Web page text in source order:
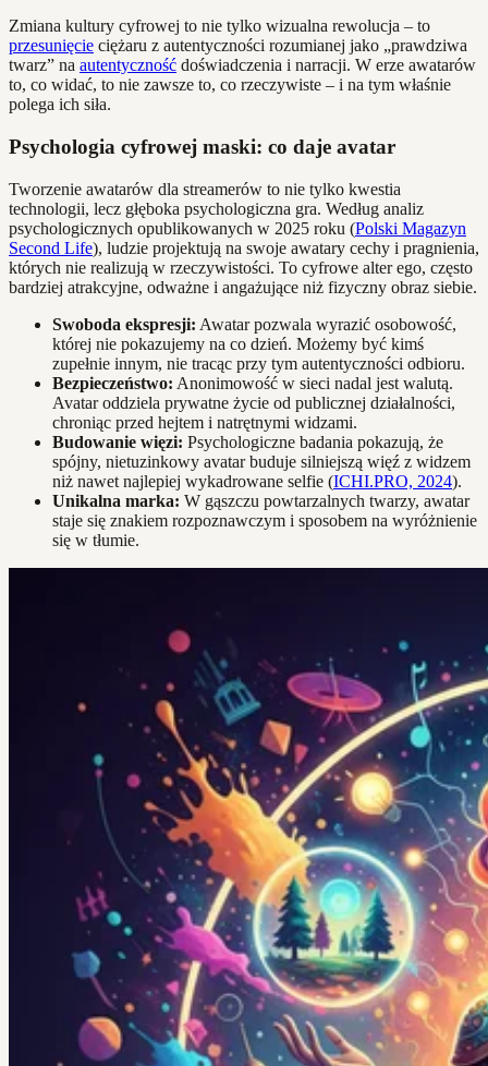
Zmiana kultury cyfrowej to nie tylko wizualna rewolucja – to
przesunięcie ciężaru z autentyczności rozumianej jako „prawdziwa
twarz” na autentyczność doświadczenia i narracji. W erze awatarów
to, co widać, to nie zawsze to, co rzeczywiste – i na tym właśnie
polega ich siła.
Psychologia cyfrowej maski: co daje avatar
Tworzenie awatarów dla streamerów to nie tylko kwestia
technologii, lecz głęboka psychologiczna gra. Według analiz
psychologicznych opublikowanych w 2025 roku (Polski Magazyn
Second Life), ludzie projektują na swoje awatary cechy i pragnienia,
których nie realizują w rzeczywistości. To cyfrowe alter ego, często
bardziej atrakcyjne, odważne i angażujące niż fizyczny obraz siebie.
Swoboda ekspresji: Awatar pozwala wyrazić osobowość,
której nie pokazujemy na co dzień. Możemy być kimś
zupełnie innym, nie tracąc przy tym autentyczności odbioru.
Bezpieczeństwo: Anonimowość w sieci nadal jest walutą.
Avatar oddziela prywatne życie od publicznej działalności,
chroniąc przed hejtem i natrętnymi widzami.
Budowanie więzi: Psychologiczne badania pokazują, że
spójny, nietuzinkowy avatar buduje silniejszą więź z widzem
niż nawet najlepiej wykadrowane selfie (ICHI.PRO, 2024).
Unikalna marka: W gąszczu powtarzalnych twarzy, awatar
staje się znakiem rozpoznawczym i sposobem na wyróżnienie
się w tłumie.